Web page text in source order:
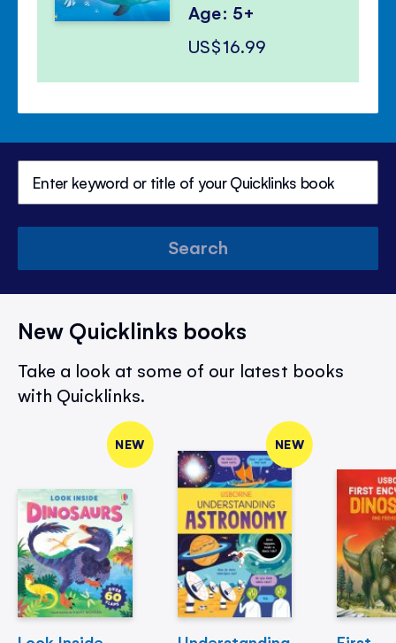
Age: 5+
US$16.99
Search
New Quicklinks books
Take a look at some of our latest books
with Quicklinks.
NEW NEW